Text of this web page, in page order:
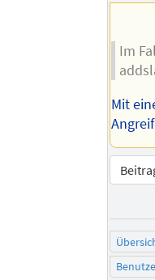
Im
Mit